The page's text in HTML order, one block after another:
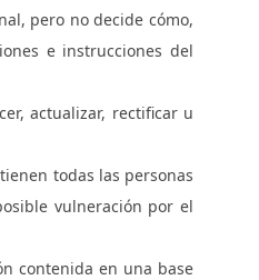
pero no decide cómo,
e instrucciones del
actualizar, rectificar u
todas las personas
vulneración por el
contenida en una base